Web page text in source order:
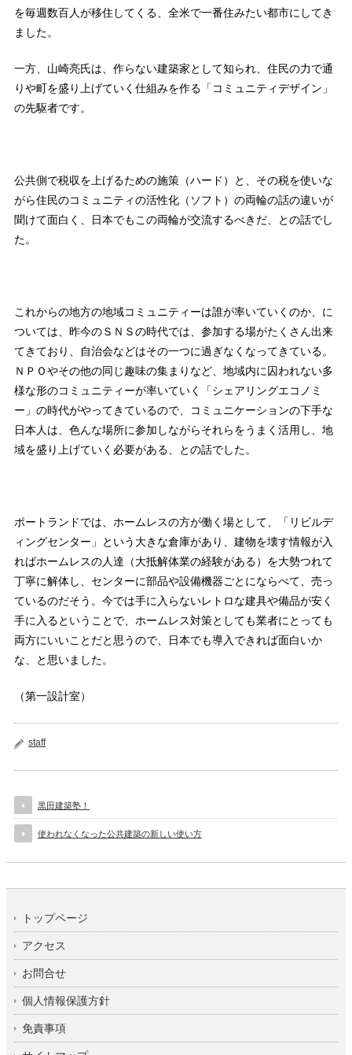
を毎週数百人が移住してくる、全米で一番住みたい都市にしてき
ました。
一方、山崎亮氏は、作らない建築家として知られ、住民の力で通
りや町を盛り上げていく仕組みを作る「コミュニティデザイン」
の先駆者です。
公共側で税収を上げるための施策（ハード）と、その税を使いな
がら住民のコミュニティの活性化（ソフト）の両輪の話の違いが
聞けて面白く、日本でもこの両輪が交流するべきだ、との話でし
た。
これからの地方の地域コミュニティーは誰が率いていくのか、に
ついては、昨今のＳＮＳの時代では、参加する場がたくさん出来
てきており、自治会などはその一つに過ぎなくなってきている。
ＮＰＯやその他の同じ趣味の集まりなど、地域内に囚われない多
様な形のコミュニティーが率いていく「シェアリングエコノミ
ー」の時代がやってきているので、コミュニケーションの下手な
日本人は、色んな場所に参加しながらそれらをうまく活用し、地
域を盛り上げていく必要がある、との話でした。
ポートランドでは、ホームレスの方が働く場として、「リビルデ
ィングセンター」という大きな倉庫があり、建物を壊す情報が入
ればホームレスの人達（大抵解体業の経験がある）を大勢つれて
丁寧に解体し、センターに部品や設備機器ごとにならべて、売っ
ているのだそう。今では手に入らないレトロな建具や備品が安く
手に入るということで、ホームレス対策としても業者にとっても
両方にいいことだと思うので、日本でも導入できれば面白いか
な、と思いました。
（第一設計室）
staff
黒田建築塾！
使われなくなった公共建築の新しい使い方
トップページ
アクセス
お問合せ
個人情報保護方針
免責事項